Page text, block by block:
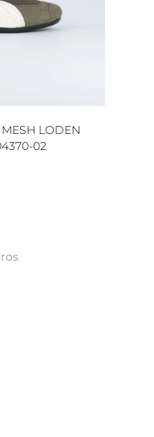
LODEN
02